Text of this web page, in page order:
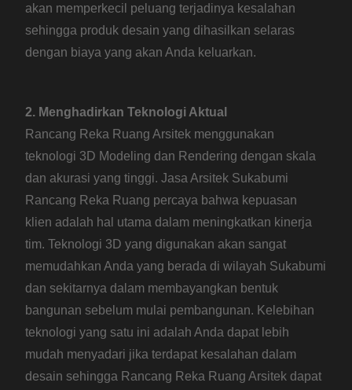
akan memperkecil peluang terjadinya kesalahan
sehingga produk desain yang dihasilkan selaras
dengan biaya yang akan Anda keluarkan.
2. Menghadirkan Teknologi Aktual
Rancang Reka Ruang Arsitek menggunakan
teknologi 3D Modeling dan Rendering dengan skala
dan akurasi yang tinggi. Jasa Arsitek Sukabumi
Rancang Reka Ruang percaya bahwa kepuasan
klien adalah hal utama dalam meningkatkan kinerja
tim. Teknologi 3D yang digunakan akan sangat
memudahkan Anda yang berada di wilayah Sukabumi
dan sekitarnya dalam membayangkan bentuk
bangunan sebelum mulai pembangunan. Kelebihan
teknologi yang satu ini adalah Anda dapat lebih
mudah menyadari jika terdapat kesalahan dalam
desain sehingga Rancang Reka Ruang Arsitek dapat